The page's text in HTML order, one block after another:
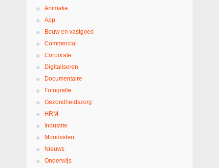
Animatie
App
Bouw en vastgoed
Commercial
Corporate
Digitaliseren
Documentaire
Fotografie
Gezondheidszorg
HRM
Industrie
Moodvideo
Nieuws
Onderwijs